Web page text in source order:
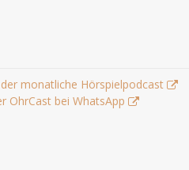
monatliche Hörspielpodcast
OhrCast bei WhatsApp